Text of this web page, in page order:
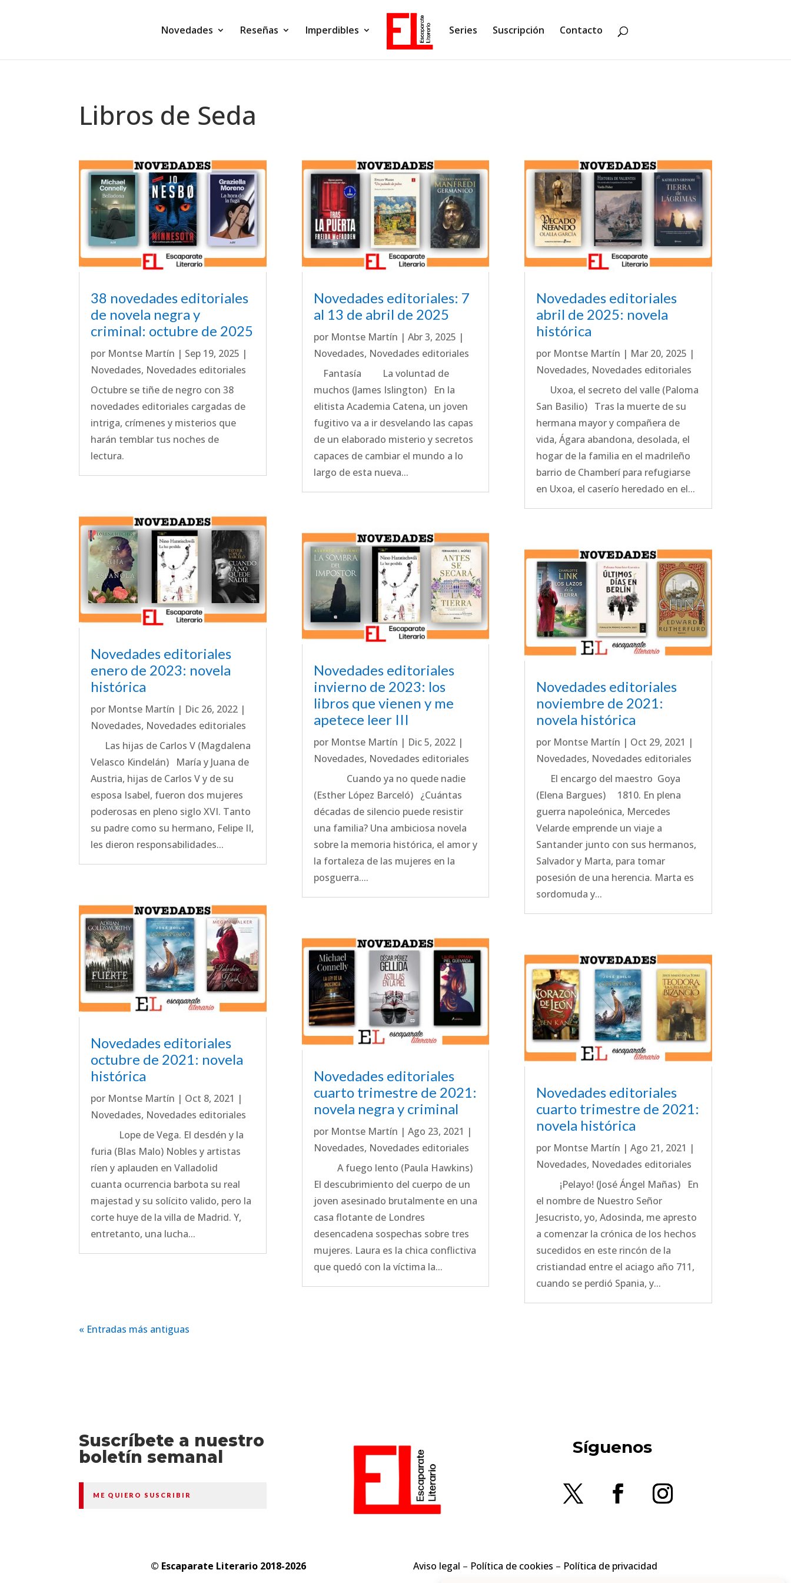
Novedades Reseñas Imperdibles Series Suscripción Contacto
Libros de Seda
38 novedades editoriales
de novela negra y
criminal: octubre de 2025
por Montse Martín | Sep 19, 2025 |
Novedades, Novedades editoriales
Octubre se tiñe de negro con 38
novedades editoriales cargadas de
intriga, crímenes y misterios que
harán temblar tus noches de
lectura.
Novedades editoriales
enero de 2023: novela
histórica
por Montse Martín | Dic 26, 2022 |
Novedades, Novedades editoriales
Las hijas de Carlos V (Magdalena
Velasco Kindelán) María y Juana de
Austria, hijas de Carlos V y de su
esposa Isabel, fueron dos mujeres
poderosas en pleno siglo XVI. Tanto
su padre como su hermano, Felipe II,
les dieron responsabilidades...
Novedades editoriales
octubre de 2021: novela
histórica
por Montse Martín | Oct 8, 2021 |
Novedades, Novedades editoriales
Lope de Vega. El desdén y la
furia (Blas Malo) Nobles y artistas
ríen y aplauden en Valladolid
cuanta ocurrencia barbota su real
majestad y su solícito valido, pero la
corte huye de la villa de Madrid. Y,
entretanto, una lucha...
Novedades editoriales: 7
al 13 de abril de 2025
por Montse Martín | Abr 3, 2025 |
Novedades, Novedades editoriales
Fantasía La voluntad de
muchos (James Islington) En la
elitista Academia Catena, un joven
fugitivo va a ir desvelando las capas
de un elaborado misterio y secretos
capaces de cambiar el mundo a lo
largo de esta nueva...
Novedades editoriales
invierno de 2023: los
libros que vienen y me
apetece leer III
por Montse Martín | Dic 5, 2022|
Novedades, Novedades editoriales
Cuando ya no quede nadie
(Esther López Barceló) ¿Cuántas
décadas de silencio puede resistir
una familia? Una ambiciosa novela
sobre la memoria histórica, el amor y
la fortaleza de las mujeres en la
posguerra....
Novedades editoriales
cuarto trimestre de 2021:
novela negra y criminal
por Montse Martín | Ago 23, 2021 |
Novedades, Novedades editoriales
A fuego lento (Paula Hawkins)
El descubrimiento del cuerpo de un
joven asesinado brutalmente en una
casa flotante de Londres
desencadena sospechas sobre tres
mujeres. Laura es la chica conflictiva
que quedó con la víctima la...
Novedades editoriales
abril de 2025: novela
histórica
por Montse Martín | Mar 20, 2025 |
Novedades, Novedades editoriales
Uxoa, el secreto del valle (Paloma
San Basilio) Tras la muerte de su
hermana mayor y compañera de
vida, Ágara abandona, desolada, el
hogar de la familia en el madrileño
barrio de Chamberí para refugiarse
en Uxoa, el caserío heredado en el...
Novedades editoriales
noviembre de 2021:
novela histórica
por Montse Martín | Oct 29, 2021 |
Novedades, Novedades editoriales
El encargo del maestro Goya
(Elena Bargues) 1810. En plena
guerra napoleónica, Mercedes
Velarde emprende un viaje a
Santander junto con sus hermanos,
Salvador y Marta, para tomar
posesión de una herencia. Marta es
sordomuda y...
Novedades editoriales
cuarto trimestre de 2021:
novela histórica
por Montse Martín | Ago 21, 2021 |
Novedades, Novedades editoriales
¡Pelayo! (José Ángel Mañas) En
el nombre de Nuestro Señor
Jesucristo, yo, Adosinda, me apresto
a comenzar la crónica de los hechos
sucedidos en este rincón de la
cristiandad entre el aciago año 711,
cuando se perdió Spania, y...
« Entradas más antiguas
Suscríbete a nuestro
boletín semanal
ME QUIERO SUSCRIBIR
Síguenos
© Escaparate Literario 2018-2026 Aviso legal – Política de cookies – Política de privacidad